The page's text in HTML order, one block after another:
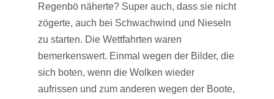
Regenbö näherte? Super auch, dass sie nicht
zögerte, auch bei Schwachwind und Nieseln
zu starten. Die Wettfahrten waren
bemerkenswert. Einmal wegen der Bilder, die
sich boten, wenn die Wolken wieder
aufrissen und zum anderen wegen der Boote,